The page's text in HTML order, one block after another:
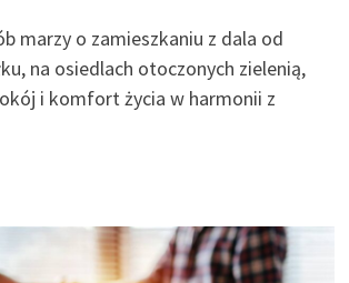
marzy o zamieszkaniu z dala od
na osiedlach otoczonych zielenią,
i komfort życia w harmonii z